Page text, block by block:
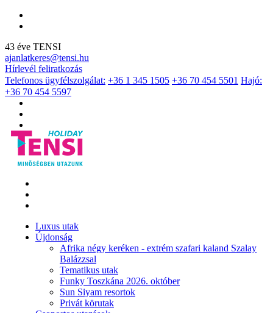
43 éve TENSI
ajanlatkeres@tensi.hu
Hírlevél feliratkozás
Telefonos ügyfélszolgálat: +36 1 345 1505 +36 70 454 5501 Hajó:
+36 70 454 5597
Luxus utak
Újdonság
Afrika négy keréken - extrém szafari kaland Szalay
Balázzsal
Tematikus utak
Funky Toszkána 2026. október
Sun Siyam resortok
Privát körutak